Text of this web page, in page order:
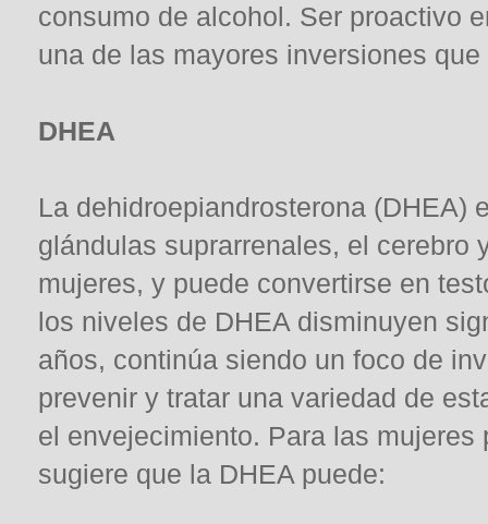
consumo de alcohol. Ser proactivo
una de las mayores inversiones
DHEA
La dehidroepiandrosterona (DHEA)
glándulas suprarrenales, el cerebro
mujeres, y puede convertirse en
los niveles de DHEA disminuyen
años, continúa siendo un foco de
prevenir y tratar una variedad de
el envejecimiento. Para las
sugiere que la DHEA puede: